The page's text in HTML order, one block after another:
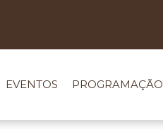
EVENTOS PROGRAMAÇÃO